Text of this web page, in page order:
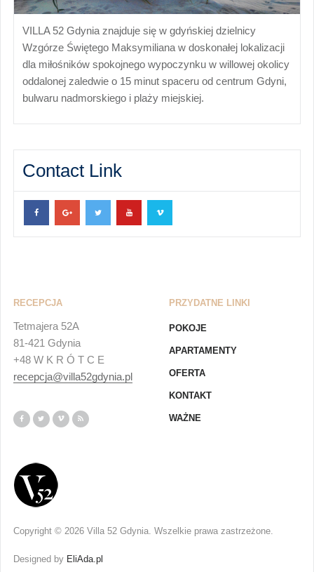
VILLA 52 Gdynia znajduje się w gdyńskiej dzielnicy
Wzgórze Świętego Maksymiliana w doskonałej lokalizacji
dla miłośników spokojnego wypoczynku w willowej okolicy
oddalonej zaledwie o 15 minut spaceru od centrum Gdyni,
bulwaru nadmorskiego i plaży miejskiej.
Contact Link
RECEPCJA
Tetmajera 52A
81-421 Gdynia
+48 W K R Ó T C E
recepcja@villa52gdynia.pl
PRZYDATNE LINKI
POKOJE
APARTAMENTY
OFERTA
KONTAKT
WAŻNE
Copyright © 2026 Villa 52 Gdynia. Wszelkie prawa zastrzeżone.
Designed by EliAda.pl